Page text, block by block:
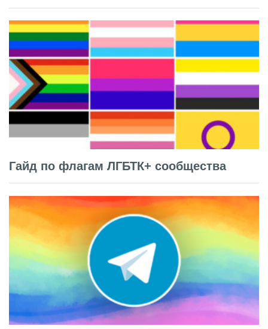
Гайд по флагам ЛГБТК+ сообщества